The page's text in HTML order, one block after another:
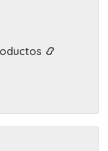
📿